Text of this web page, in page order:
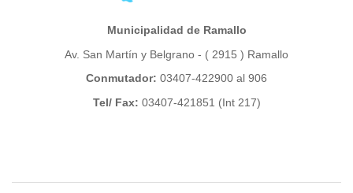
Municipalidad de Ramallo
Av. San Martín y Belgrano - ( 2915 ) Ramallo
Conmutador: 03407-422900 al 906
Tel/ Fax: 03407-421851 (Int 217)